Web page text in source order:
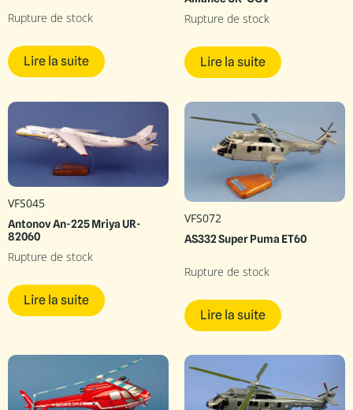
Rupture de stock
Lire la suite
Rupture de stock
Lire la suite
VFS045
Antonov An-225 Mriya UR-
82060
Rupture de stock
Lire la suite
VFS072
AS332 Super Puma ET60
Rupture de stock
Lire la suite